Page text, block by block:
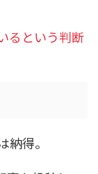
るという判断
得。